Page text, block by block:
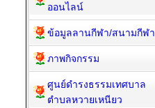
ออนไลน์
ข้อมูลลานกีฬา/สนามกีฬา
ภาพกิจกรรม
ศูนย์ดำรงธรรมเทศบาล
ตำบลหวายเหนียว